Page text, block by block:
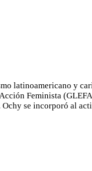
latinoamericano y
Feminista
Ochy se incorporó al